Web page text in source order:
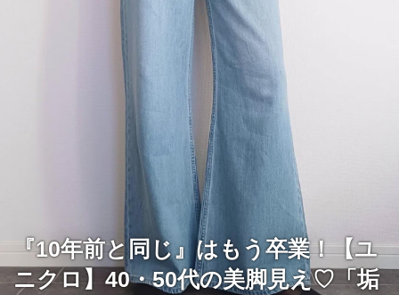
『10年前と同じ』はもう卒業！【ユ
ニクロ】40・50代の美脚見え♡「垢